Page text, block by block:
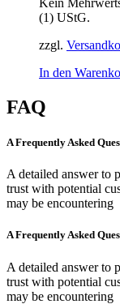
Kein
(1) UStG.
zzgl.
In den
FAQ
A Frequently Asked
A detailed answer to
trust with potential
may be encountering
A Frequently Asked
A detailed answer to
trust with potential
may be encountering